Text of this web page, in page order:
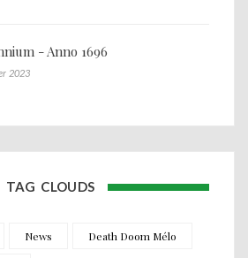
- Anno 1696
2023
TAG CLOUDS
News Death Doom Mélo